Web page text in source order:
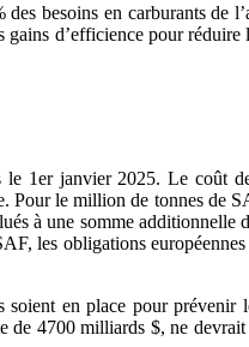
besoins en carburants de
d’efficience pour
1er janvier 2025. Le coût
Pour le million de tonnes de
à une somme additionnelle
les obligations
en place pour prévenir
de 4700 milliards $, ne